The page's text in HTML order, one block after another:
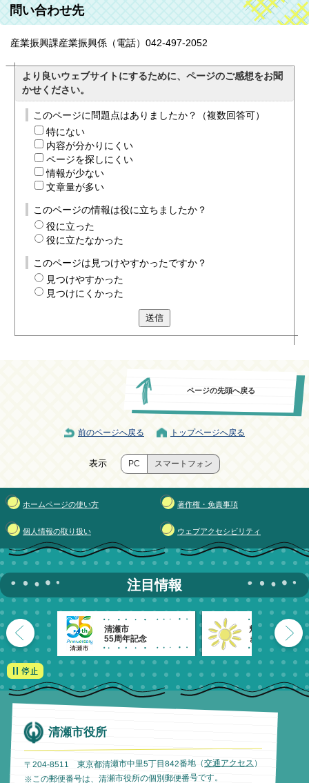
問い合わせ先
産業振興課産業振興係（電話）042-497-2052
より良いウェブサイトにするために、ページのご感想をお聞
かせください。
このページに問題点はありましたか？（複数回答可）
特にない
内容が分かりにくい
ページを探しにくい
情報が少ない
文章量が多い
このページの情報は役に立ちましたか？
役に立った
役に立たなかった
このページは見つけやすかったですか？
見つけやすかった
見つけにくかった
送信
ページの先頭へ戻る
前のページへ戻る トップページへ戻る
表示 PC スマートフォン
ホームページの使い方 著作権・免責事項
個人情報の取り扱い ウェブアクセシビリティ
注目情報
清瀬市
55周年記念
魅力発信！
きよせのーと。
清瀬市役所
〒204-8511 東京都清瀬市中里5丁目842番地（交通アクセス ）
※この郵便番号は、清瀬市役所の個別郵便番号です。